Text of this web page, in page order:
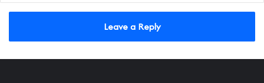
Leave a Reply